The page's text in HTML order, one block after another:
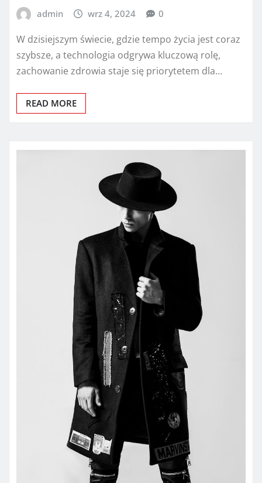
admin wrz 4, 2024 0
W dzisiejszym świecie, gdzie tempo życia jest coraz
szybsze, a technologia odgrywa kluczową rolę,
zachowanie zdrowia staje się priorytetem dla…
READ MORE